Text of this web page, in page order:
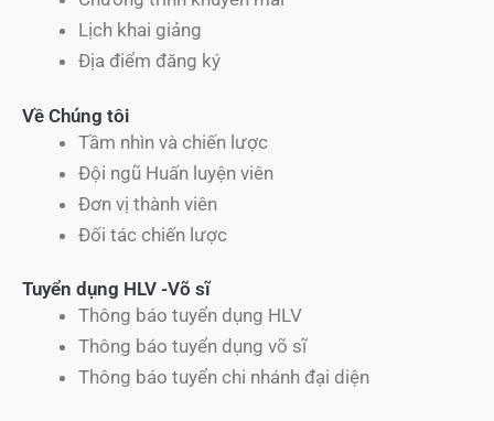
Lịch khai giảng
Địa điểm đăng ký
Về Chúng tôi
Tầm nhìn và chiến lược
Đội ngũ Huấn luyện viên
Đơn vị thành viên
Đối tác chiến lược
Tuyển dụng HLV -Võ sĩ
Thông báo tuyển dụng HLV
Thông báo tuyển dụng võ sĩ
Thông báo tuyển chi nhánh đại diện